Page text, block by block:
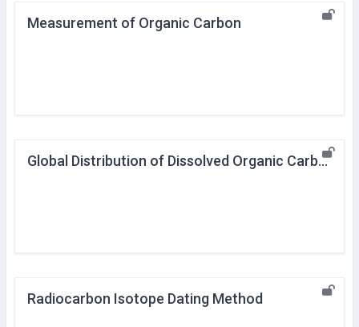
Measurement of Organic Carbon
Global Distribution of Dissolved Organic Carbon in the Ocean
Radiocarbon Isotope Dating Method